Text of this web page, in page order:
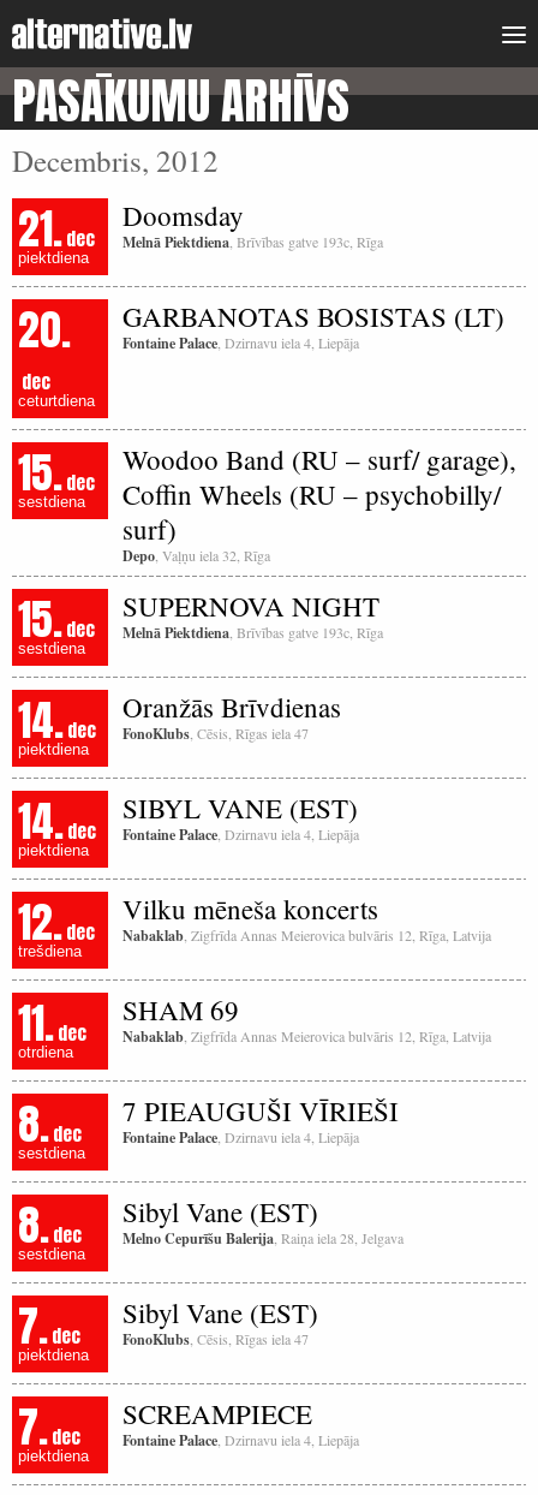
PASĀKUMU ARHĪVS
Decembris, 2012
21.dec
piektdiena
Doomsday
Melnā Piektdiena , Brīvības gatve 193c, Rīga
20.
dec
ceturtdiena
GARBANOTAS BOSISTAS (LT)
Fontaine Palace , Dzirnavu iela 4, Liepāja
15.dec
sestdiena
Woodoo Band (RU – surf/ garage),
Coffin Wheels (RU – psychobilly/
surf)
Depo , Vaļņu iela 32, Rīga
15.dec
sestdiena
SUPERNOVA NIGHT
Melnā Piektdiena , Brīvības gatve 193c, Rīga
14.dec
piektdiena
Oranžās Brīvdienas
FonoKlubs , Cēsis, Rīgas iela 47
14.dec
piektdiena
SIBYL VANE (EST)
Fontaine Palace , Dzirnavu iela 4, Liepāja
12.dec
trešdiena
Vilku mēneša koncerts
Nabaklab , Zigfrīda Annas Meierovica bulvāris 12, Rīga, Latvija
11.dec
otrdiena
SHAM 69
Nabaklab , Zigfrīda Annas Meierovica bulvāris 12, Rīga, Latvija
8.dec
sestdiena
7 PIEAUGUŠI VĪRIEŠI
Fontaine Palace , Dzirnavu iela 4, Liepāja
8.dec
sestdiena
Sibyl Vane (EST)
Melno Cepurīšu Balerija , Raiņa iela 28, Jelgava
7.dec
piektdiena
Sibyl Vane (EST)
FonoKlubs , Cēsis, Rīgas iela 47
7.dec
piektdiena
SCREAMPIECE
Fontaine Palace , Dzirnavu iela 4, Liepāja